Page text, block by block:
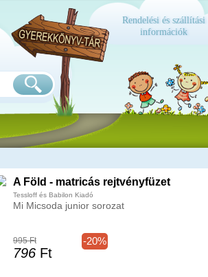
Rendelési és szállítási
információk
A Föld - matricás rejtvényfüzet
Tessloff és Babilon Kiadó
Mi Micsoda junior sorozat
995 Ft
796 Ft
-20%